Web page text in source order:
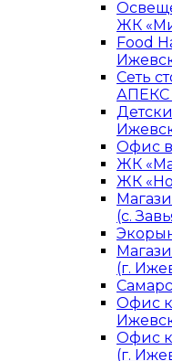
ЖК
Food
Сеть
АПЕКС
Офис в
ЖК
ЖК
(с.
(г.
Офис
Офис
(г.